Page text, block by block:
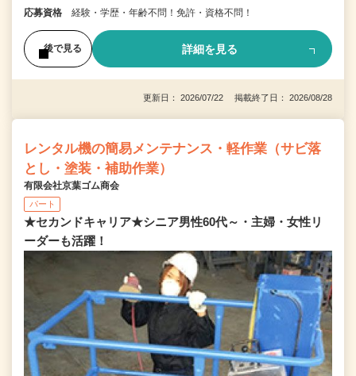
応募資格 経験・学歴・年齢不問！免許・資格不問！
後で見る 詳細を見る
更新日： 2026/07/22 掲載終了日： 2026/08/28
レンタル機の簡易メンテナンス・軽作業（サビ落
とし・塗装・補助作業）
有限会社京葉ゴム商会
パート
★セカンドキャリア★シニア男性60代～・主婦・女性リ
ーダーも活躍！